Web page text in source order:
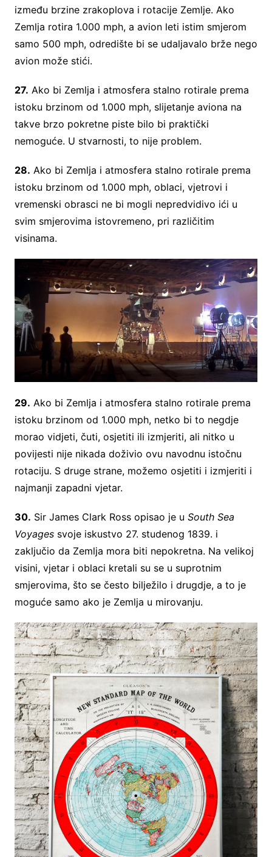
između brzine zrakoplova i rotacije Zemlje. Ako
Zemlja rotira 1.000 mph, a avion leti istim smjerom
samo 500 mph, odredište bi se udaljavalo brže nego
avion može stići.
27. Ako bi Zemlja i atmosfera stalno rotirale prema
istoku brzinom od 1.000 mph, slijetanje aviona na
takve brzo pokretne piste bilo bi praktički
nemoguće. U stvarnosti, to nije problem.
28. Ako bi Zemlja i atmosfera stalno rotirale prema
istoku brzinom od 1.000 mph, oblaci, vjetrovi i
vremenski obrasci ne bi mogli nepredvidivo ići u
svim smjerovima istovremeno, pri različitim
visinama.
29. Ako bi Zemlja i atmosfera stalno rotirale prema
istoku brzinom od 1.000 mph, netko bi to negdje
morao vidjeti, čuti, osjetiti ili izmjeriti, ali nitko u
povijesti nije nikada doživio ovu navodnu istočnu
rotaciju. S druge strane, možemo osjetiti i izmjeriti i
najmanji zapadni vjetar.
30. Sir James Clark Ross opisao je u South Sea
Voyagessvoje iskustvo 27. studenog 1839. i
zaključio da Zemlja mora biti nepokretna. Na velikoj
visini, vjetar i oblaci kretali su se u suprotnim
smjerovima, što se često bilježilo i drugdje, a to je
moguće samo ako je Zemlja u mirovanju.